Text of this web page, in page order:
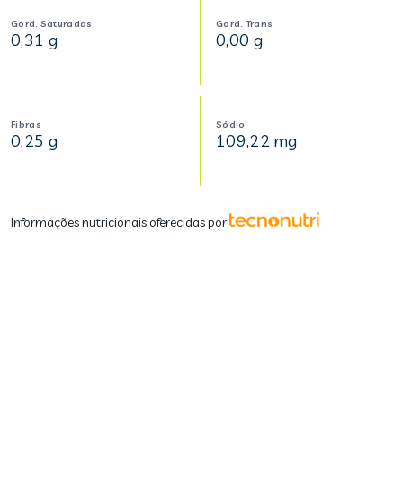
Gord. Saturadas
0,31 g
Gord. Trans
0,00 g
Fibras
0,25 g
Sódio
109,22 mg
Informações nutricionais oferecidas por